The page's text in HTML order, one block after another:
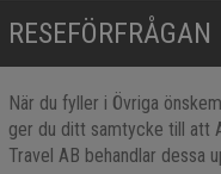
RESEFÖRFRÅGAN
När du fyller i Övriga
ger du ditt samtycke till att
Travel AB behandlar dessa